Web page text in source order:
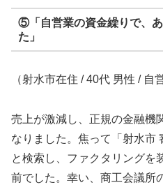
⑤「自営業の資金繰りで、
た」
（射水市在住 / 40代 男性 / 自
売上が激減し、正規の金融機
なりました。焦って「射水市
と検索し、ファクタリングを
前でした。幸い、商工会議所